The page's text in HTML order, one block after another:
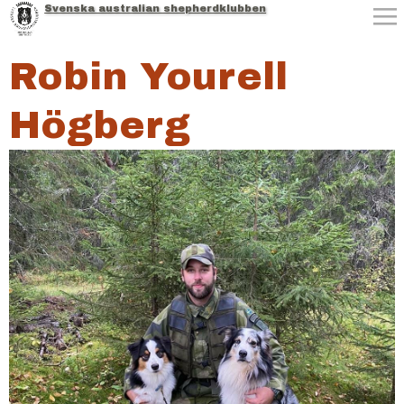
Jump to navigation
Svenska australian shepherdklubben
Robin Yourell
Högberg